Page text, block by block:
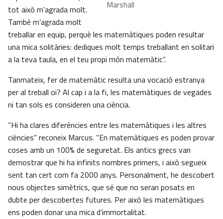
Marshall
tot això m’agrada molt.
També m’agrada molt
treballar en equip, perquè les matemàtiques poden resultar
una mica solitàries: dediques molt temps treballant en solitari
a la teva taula, en el teu propi món matemàtic”.
Tanmateix, fer de matemàtic resulta una vocació estranya
per al treball oi? Al cap i a la fi, les matemàtiques de vegades
ni tan sols es consideren una ciència.
“Hi ha clares diferències entre les matemàtiques i les altres
ciències” reconeix Marcus. “En matemàtiques es poden provar
coses amb un 100% de seguretat. Els antics grecs van
demostrar que hi ha infinits nombres primers, i això segueix
sent tan cert com fa 2000 anys. Personalment, he descobert
nous objectes simètrics, que sé que no seran posats en
dubte per descobertes futures. Per això les matemàtiques
ens poden donar una mica d’immortalitat.